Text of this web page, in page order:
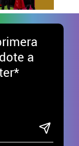
a